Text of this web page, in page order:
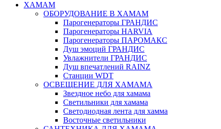
ХАМАМ
ОБОРУДОВАНИЕ В ХАМАМ
Парогенераторы ГРАНДИС
Парогенераторы HARVIA
Парогенераторы ПАРОМАКС
Душ эмоций ГРАНДИС
Увлажнители ГРАНДИС
Душ впечатлений RAINZ
Станции WDT
ОСВЕЩЕНИЕ ДЛЯ ХАМАМА
Звездное небо для хамама
Светильники для хамама
Светодиодная лента для хамма
Восточные светильники